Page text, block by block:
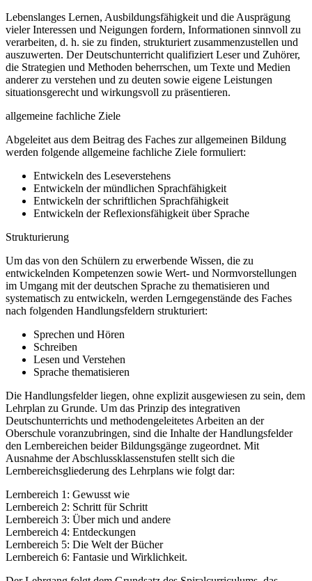
Lebenslanges Lernen, Ausbildungsfähigkeit und die Ausprägung
vieler Interessen und Neigungen fordern, Informationen sinnvoll zu
verarbeiten, d. h. sie zu finden, strukturiert zusammenzustellen und
auszuwerten. Der Deutschunterricht qualifiziert Leser und Zuhörer,
die Strategien und Methoden beherrschen, um Texte und Medien
anderer zu verstehen und zu deuten sowie eigene Leistungen
situationsgerecht und wirkungsvoll zu präsentieren.
allgemeine fachliche Ziele
Abgeleitet aus dem Beitrag des Faches zur allgemeinen Bildung
werden folgende allgemeine fachliche Ziele formuliert:
Entwickeln des Leseverstehens
Entwickeln der mündlichen Sprachfähigkeit
Entwickeln der schriftlichen Sprachfähigkeit
Entwickeln der Reflexionsfähigkeit über Sprache
Strukturierung
Um das von den Schülern zu erwerbende Wissen, die zu
entwickelnden Kompetenzen sowie Wert- und Normvorstellungen
im Umgang mit der deutschen Sprache zu thematisieren und
systematisch zu entwickeln, werden Lerngegenstände des Faches
nach folgenden Handlungsfeldern strukturiert:
Sprechen und Hören
Schreiben
Lesen und Verstehen
Sprache thematisieren
Die Handlungsfelder liegen, ohne explizit ausgewiesen zu sein, dem
Lehrplan zu Grunde. Um das Prinzip des integrativen
Deutschunterrichts und methodengeleitetes Arbeiten an der
Oberschule voranzubringen, sind die Inhalte der Handlungsfelder
den Lernbereichen beider Bildungsgänge zugeordnet. Mit
Ausnahme der Abschlussklassenstufen stellt sich die
Lernbereichsgliederung des Lehrplans wie folgt dar:
Lernbereich 1: Gewusst wie
Lernbereich 2: Schritt für Schritt
Lernbereich 3: Über mich und andere
Lernbereich 4: Entdeckungen
Lernbereich 5: Die Welt der Bücher
Lernbereich 6: Fantasie und Wirklichkeit.